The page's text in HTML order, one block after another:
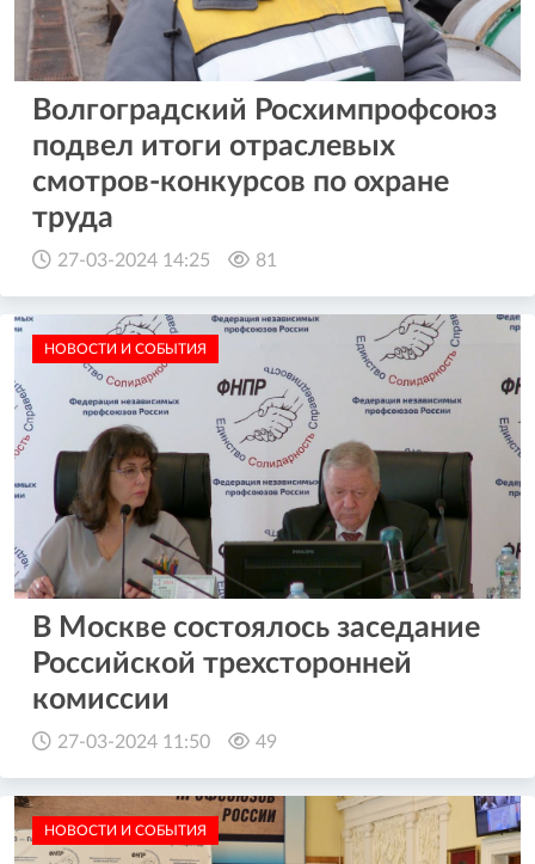
Волгоградский Росхимпрофсоюз
подвел итоги отраслевых
смотров-конкурсов по охране
труда
27-03-2024 14:25 81
НОВОСТИ И СОБЫТИЯ
В Москве состоялось заседание
Российской трехсторонней
комиссии
27-03-2024 11:50 49
НОВОСТИ И СОБЫТИЯ